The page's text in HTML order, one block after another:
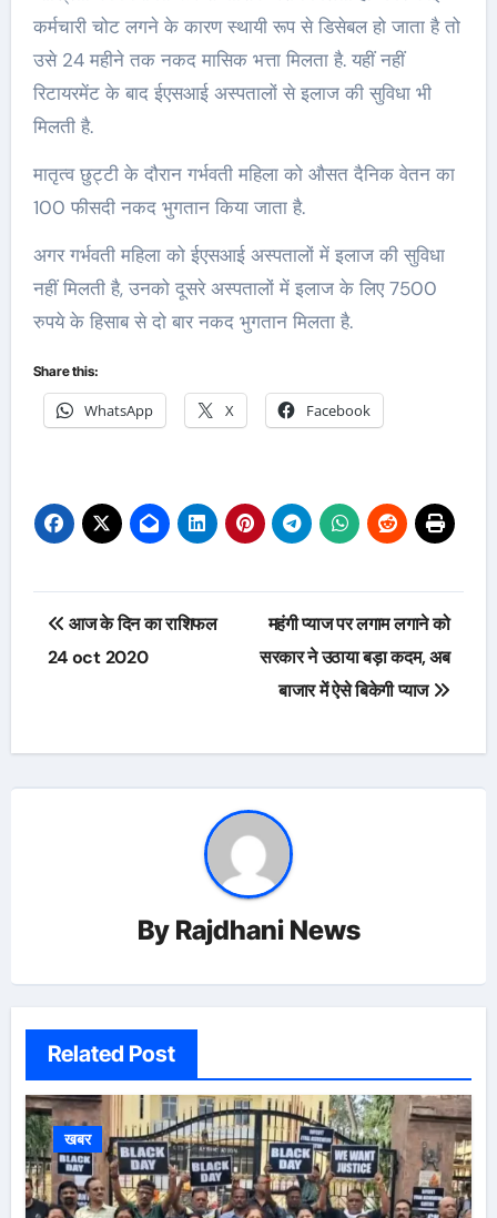
कर्मचारी चोट लगने के कारण स्थायी रूप से डिसेबल हो जाता है तो
उसे 24 महीने तक नकद मासिक भत्ता मिलता है. यहीं नहीं
रिटायरमेंट के बाद ईएसआई अस्पतालों से इलाज की सुविधा भी
मिलती है.
मातृत्व छुट्टी के दौरान गर्भवती महिला को औसत दैनिक वेतन का
100 फीसदी नकद भुगतान किया जाता है.
अगर गर्भवती महिला को ईएसआई अस्पतालों में इलाज की सुविधा
नहीं मिलती है, उनको दूसरे अस्पतालों में इलाज के लिए 7500
रुपये के हिसाब से दो बार नकद भुगतान मिलता है.
Share this:
WhatsApp X Facebook
Post
navigation
आज के दिन का राशिफल
24 oct 2020
महंगी प्याज पर लगाम लगाने को
सरकार ने उठाया बड़ा कदम, अब
बाजार में ऐसे बिकेगी प्याज
By Rajdhani News
Related Post
खबर